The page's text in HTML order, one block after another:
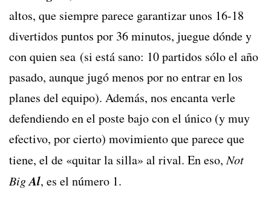
altos, que siempre parece garantizar unos 16-18
divertidos puntos por 36 minutos, juegue dónde y
con quien sea (si está sano: 10 partidos sólo el año
pasado, aunque jugó menos por no entrar en los
planes del equipo). Además, nos encanta verle
defendiendo en el poste bajo con el único (y muy
efectivo, por cierto) movimiento que parece que
tiene, el de «quitar la silla» al rival. En eso,Not
BigAl, es el número 1.